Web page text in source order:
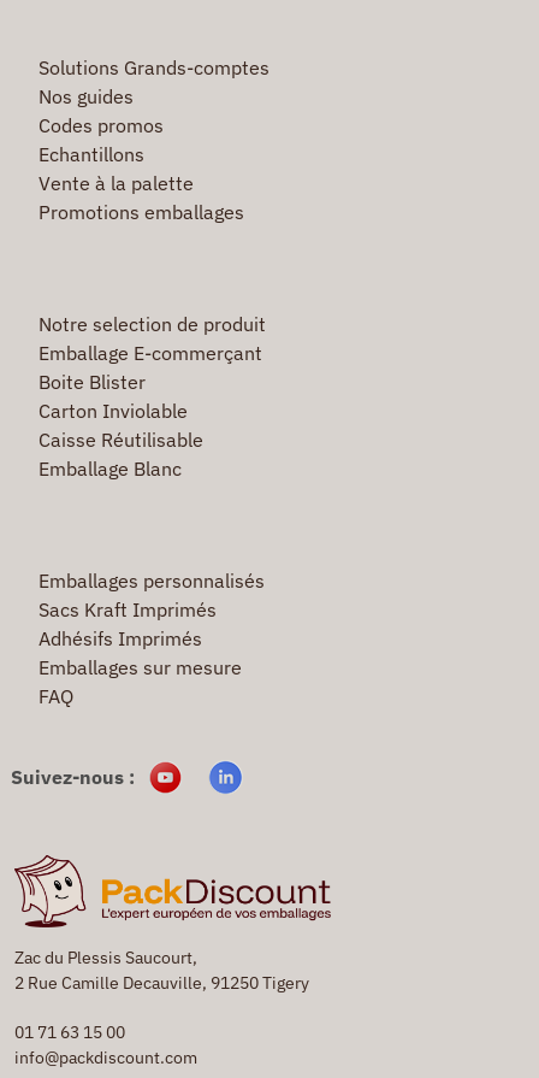
Zac du Plessis Saucourt,
2 Rue Camille Decauville, 91250 Tigery
01 71 63 15 00
info@packdiscount.com
Solutions Grands-comptes
Nos guides
Codes promos
Echantillons
Vente à la palette
Promotions emballages
Notre selection de produit
Emballage E-commerçant
Boite Blister
Carton Inviolable
Caisse Réutilisable
Emballage Blanc
Emballages personnalisés
Sacs Kraft Imprimés
Adhésifs Imprimés
Emballages sur mesure
FAQ
Suivez-nous :